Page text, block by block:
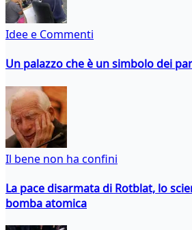
Idee e Commenti
Un palazzo che è un simbolo dei
Il bene non ha confini
La pace disarmata di Rotblat, lo
bomba atomica